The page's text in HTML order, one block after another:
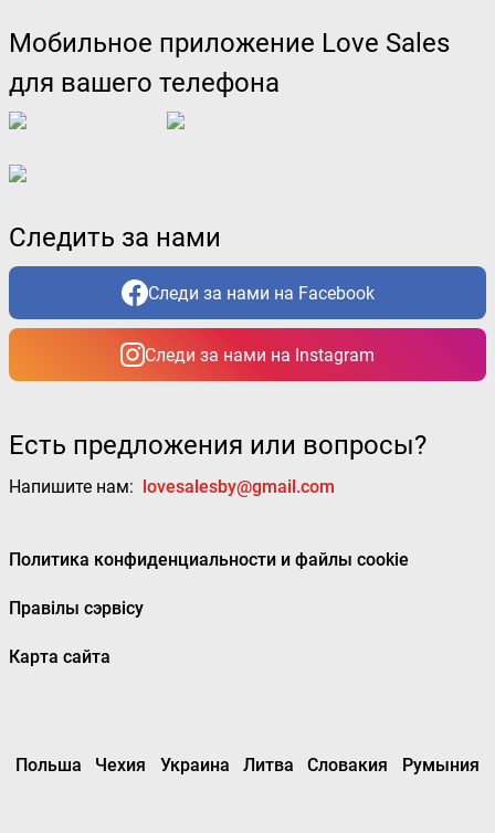
Мобильное приложение Love Sales
для вашего телефона
Следить за нами
Следи за нами на Facebook
Следи за нами на Instagram
Есть предложения или вопросы?
Напишите нам: lovesalesby@gmail.com
Политика конфиденциальности и файлы cookie
Правілы сэрвісу
Карта сайта
Польша Чехия Украина Литва Словакия Румыния